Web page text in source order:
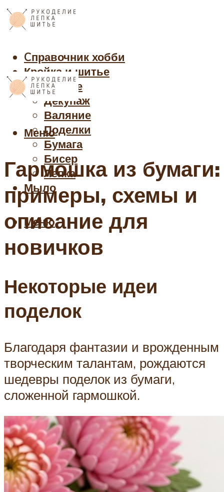
Cправочник хобби
Кройка и шитье
Рукоделие
Декупаж
Валяние
Поделки
Бумага
Бисер
Лепка
Мыло
Меню
Меню
Гармошка из бумаги:
примеры, схемы и
описание для
новичков
Некоторые идеи
поделок
Благодаря фантазии и врожденным
творческим талантам, рождаются
шедевры поделок из бумаги,
сложенной гармошкой.